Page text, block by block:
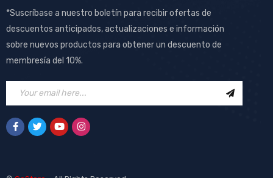
*Suscríbase a nuestro boletín para recibir ofertas de
descuentos anticipados, actualizaciones e información
sobre nuevos productos para obtener un descuento de
membresía del 10%.